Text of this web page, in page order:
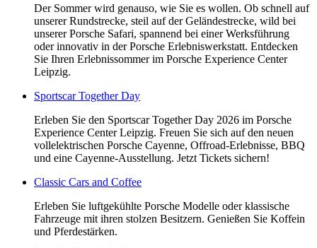
Der Sommer wird genauso, wie Sie es wollen. Ob schnell auf
unserer Rundstrecke, steil auf der Geländestrecke, wild bei
unserer Porsche Safari, spannend bei einer Werksführung
oder innovativ in der Porsche Erlebniswerkstatt. Entdecken
Sie Ihren Erlebnissommer im Porsche Experience Center
Leipzig.
Sportscar Together Day
Erleben Sie den Sportscar Together Day 2026 im Porsche
Experience Center Leipzig. Freuen Sie sich auf den neuen
vollelektrischen Porsche Cayenne, Offroad-Erlebnisse, BBQ
und eine Cayenne-Ausstellung. Jetzt Tickets sichern!
Classic Cars and Coffee
Erleben Sie luftgekühlte Porsche Modelle oder klassische
Fahrzeuge mit ihren stolzen Besitzern. Genießen Sie Koffein
und Pferdestärken.